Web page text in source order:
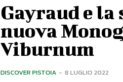
Gayraud e la
nuova
Viburnum
DISCOVER PISTOIA - 8 LUGLIO 2022